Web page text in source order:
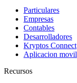
Particulares
Empresas
Contables
Desarrolladores
Kryptos Connect
Aplicacion movil
Recursos